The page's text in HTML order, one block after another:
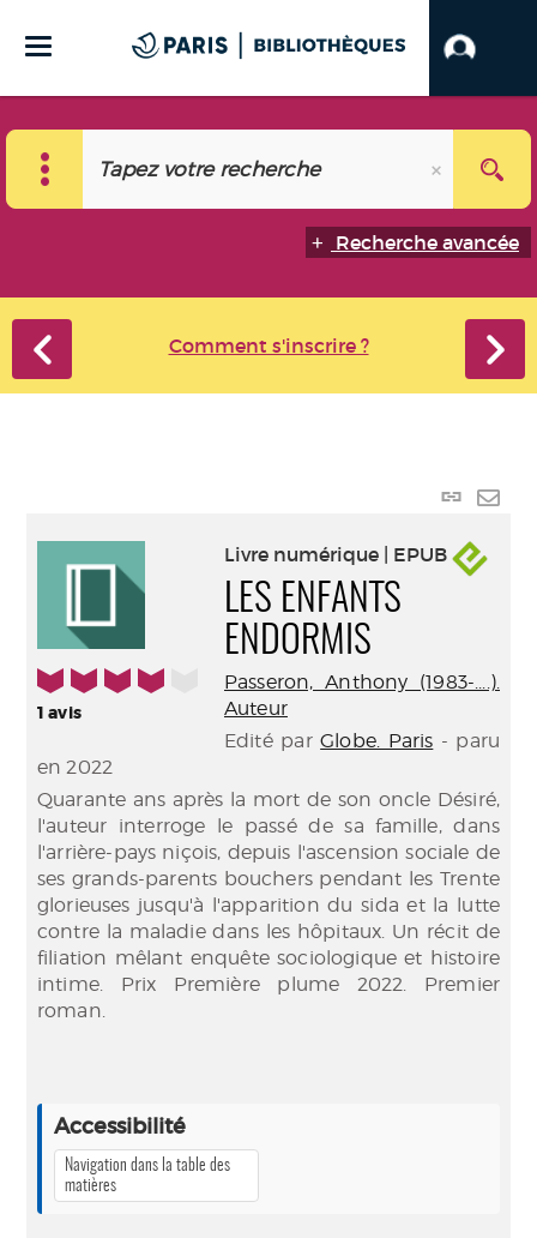
Recherche avancée
Comment s'inscrire ?
Lien
4/5
1avis
Livre numérique | EPUB
LES ENFANTS
ENDORMIS
Passeron, Anthony (1983-....).
Auteur
Edité parGlobe. Paris - paru
en 2022
Quarante ans après la mort de son oncle Désiré,
l'auteur interroge le passé de sa famille, dans
l'arrière-pays niçois, depuis l'ascension sociale de
ses grands-parents bouchers pendant les Trente
glorieuses jusqu'à l'apparition du sida et la lutte
contre la maladie dans les hôpitaux. Un récit de
filiation mêlant enquête sociologique et histoire
intime. Prix Première plume 2022. Premier
roman.
Accessibilité
Navigation dans la table des
matières